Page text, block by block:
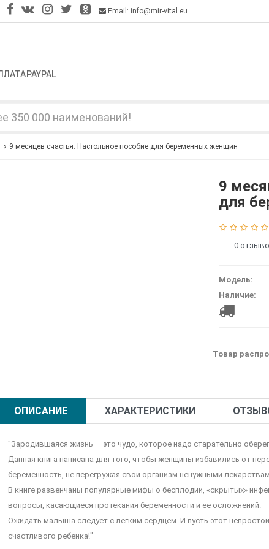
Email: info@mir-vital.eu
PAYPAL
9 месяцев счастья. Настольное пособие для беременных женщин
9
для
0
Модель:
Наличие:
Товар
ОПИСАНИЕ ХАРАКТЕРИСТИКИ
"Зародившаяся жизнь — это чудо, которое надо старательно
Данная книга написана для того, чтобы женщины избавились от
беременность, не перегружая свой организм ненужными
В книге развенчаны популярные мифы о бесплодии, «скрытых»
вопросы, касающиеся протекания беременности и ее осложнений.
Ожидать малыша следует с легким сердцем. И пусть этот
счастливого ребенка!"